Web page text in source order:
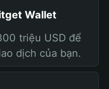
Wallet
triệu USD để
dịch của bạn.